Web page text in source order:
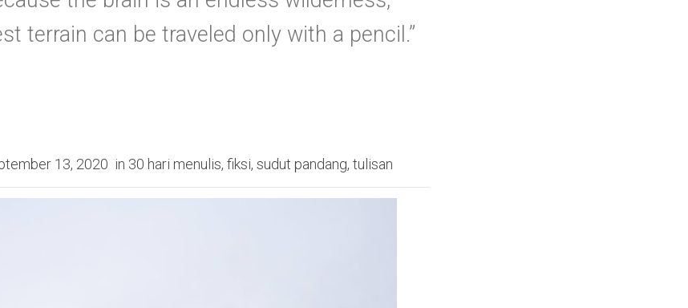
o
r
terrain can be traveled only with a pencil.”
13, 2020 in 30 hari menulis, fiksi, sudut pandang, tulisan